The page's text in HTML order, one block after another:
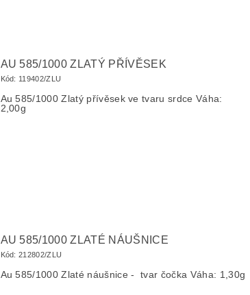
AU 585/1000 ZLATÝ PŘÍVĚSEK
Kód: 119402/ZLU
Au 585/1000 Zlatý přívěsek ve tvaru srdce Váha:
2,00g
AU 585/1000 ZLATÉ NÁUŠNICE
Kód:212802/ZLU
Au 585/1000 Zlaté náušnice - tvar čočka Váha: 1,30g